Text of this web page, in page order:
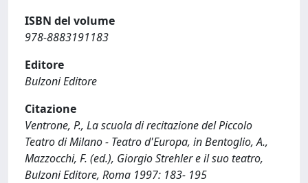
ISBN del volume
978-8883191183
Editore
Bulzoni Editore
Citazione
Ventrone, P., La scuola di recitazione del Piccolo
Teatro di Milano - Teatro d'Europa, in Bentoglio, A.,
Mazzocchi, F. (ed.), Giorgio Strehler e il suo teatro,
Bulzoni Editore, Roma 1997: 183- 195